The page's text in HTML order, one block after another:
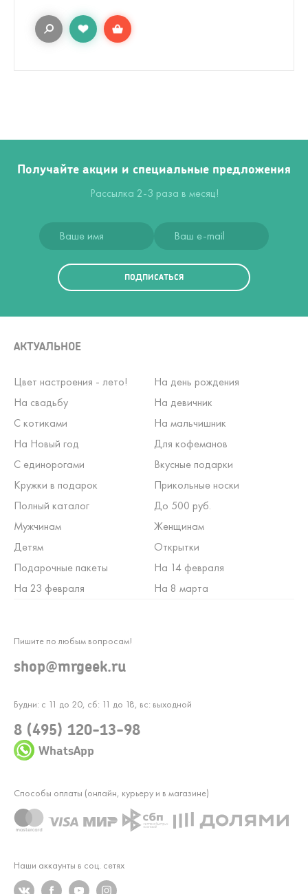
Получайте акции и специальные предложения
Рассылка 2-3 раза в месяц!
ПОДПИСАТЬСЯ
АКТУАЛЬНОЕ
Цвет настроения - лето!
На день рождения
На свадьбу
На девичник
С котиками
На мальчишник
На Новый год
Для кофеманов
С единорогами
Вкусные подарки
Кружки в подарок
Прикольные носки
Полный каталог
До 500 руб.
Мужчинам
Женщинам
Детям
Открытки
Подарочные пакеты
На 14 февраля
На 23 февраля
На 8 марта
Будни: с 11 до 20, сб: 11 до 18, вс: выходной
8 (495) 120-13-98
WhatsApp
Пишите по любым вопросам!
shop@mrgeek.ru
Наши аккаунты в соц. сетях
Способы оплаты (онлайн, курьеру и в магазине)